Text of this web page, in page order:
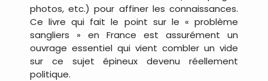
photos, etc.) pour affiner les connaissances.
Ce livre qui fait le point sur le « problème
sangliers » en France est assurément un
ouvrage essentiel qui vient combler un vide
sur ce sujet épineux devenu réellement
politique.